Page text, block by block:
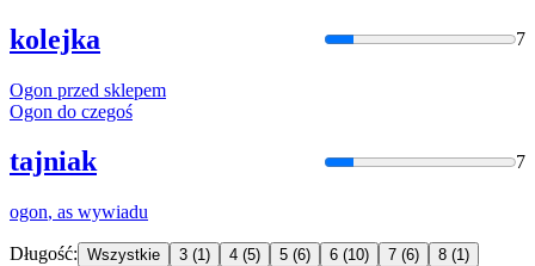
kolejka 7
Ogon przed sklepem
Ogon do czegoś
tajniak 7
ogon, as wywiadu
Długość: Wszystkie 3 (1) 4 (5) 5 (6) 6 (10) 7 (6) 8 (1)